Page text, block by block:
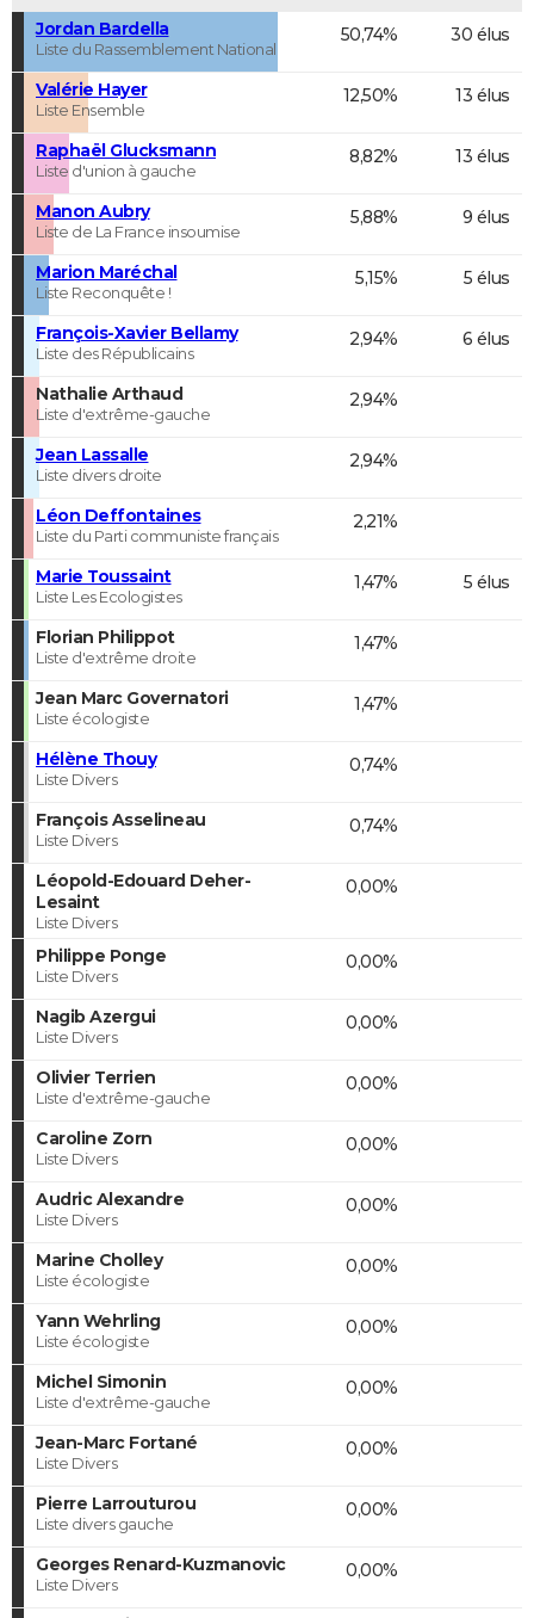
Jordan Bardella
Liste du Rassemblement National
50,74% 30 élus
Valérie Hayer
Liste Ensemble
12,50% 13 élus
Raphaël Glucksmann
Liste d'union à gauche
8,82% 13 élus
Manon Aubry
Liste de La France insoumise
5,88% 9 élus
Marion Maréchal
Liste Reconquête !
5,15% 5 élus
François-Xavier Bellamy
Liste des Républicains
2,94% 6 élus
Nathalie Arthaud
Liste d'extrême-gauche
2,94%
Jean Lassalle
Liste divers droite
2,94%
Léon Deffontaines
Liste du Parti communiste français
2,21%
Marie Toussaint
Liste Les Ecologistes
1,47% 5 élus
Florian Philippot
Liste d'extrême droite
1,47%
Jean Marc Governatori
Liste écologiste
1,47%
Hélène Thouy
Liste Divers
0,74%
François Asselineau
Liste Divers
0,74%
Léopold-Edouard Deher-
Lesaint
Liste Divers
0,00%
Philippe Ponge
Liste Divers
0,00%
Nagib Azergui
Liste Divers
0,00%
Olivier Terrien
Liste d'extrême-gauche
0,00%
Caroline Zorn
Liste Divers
0,00%
Audric Alexandre
Liste Divers
0,00%
Marine Cholley
Liste écologiste
0,00%
Yann Wehrling
Liste écologiste
0,00%
Michel Simonin
Liste d'extrême-gauche
0,00%
Jean-Marc Fortané
Liste Divers
0,00%
Pierre Larrouturou
Liste divers gauche
0,00%
Georges Renard-Kuzmanovic
Liste Divers
0,00%